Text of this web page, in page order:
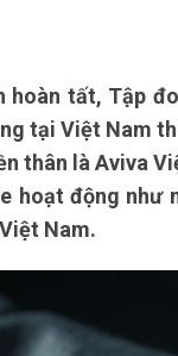
hoàn tất, Tập
tại Việt Nam
thân là Aviva
hoạt động như
Nam.